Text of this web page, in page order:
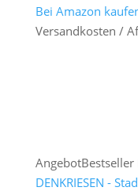
Bei Amazon
Versandkosten /
AngebotBestseller
DENKRIESEN -